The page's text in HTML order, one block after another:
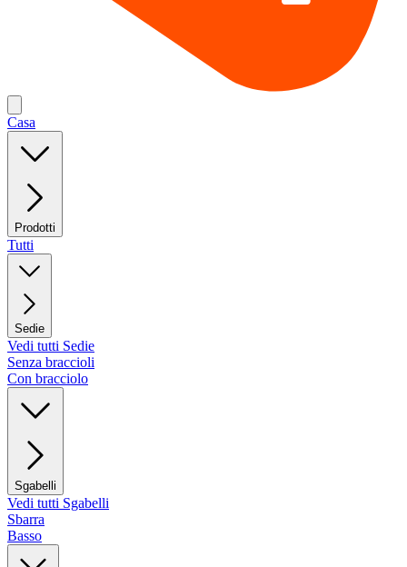
Casa
Prodotti
Tutti
Sedie
Vedi tutti Sedie
Senza braccioli
Con bracciolo
Sgabelli
Vedi tutti Sgabelli
Sbarra
Basso